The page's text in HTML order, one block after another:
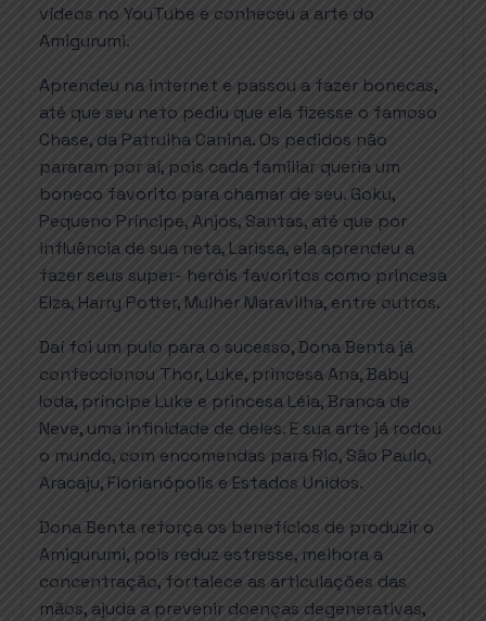
vídeos no YouTube e conheceu a arte do
Amigurumi.
Aprendeu na internet e passou a fazer bonecas,
até que seu neto pediu que ela fizesse o famoso
Chase, da Patrulha Canina. Os pedidos não
pararam por aí, pois cada familiar queria um
boneco favorito para chamar de seu. Goku,
Pequeno Príncipe, Anjos, Santas, até que por
influência de sua neta, Larissa, ela aprendeu a
fazer seus super- heróis favoritos como princesa
Elza, Harry Potter, Mulher Maravilha, entre outros.
Daí foi um pulo para o sucesso, Dona Benta já
confeccionou Thor, Luke, princesa Ana, Baby
Ioda, príncipe Luke e princesa Léia, Branca de
Neve, uma infinidade de deles. E sua arte já rodou
o mundo, com encomendas para Rio, São Paulo,
Aracaju, Florianópolis e Estados Unidos.
Dona Benta reforça os benefícios de produzir o
Amigurumi, pois reduz estresse, melhora a
concentração, fortalece as articulações das
mãos, ajuda a prevenir doenças degenerativas,